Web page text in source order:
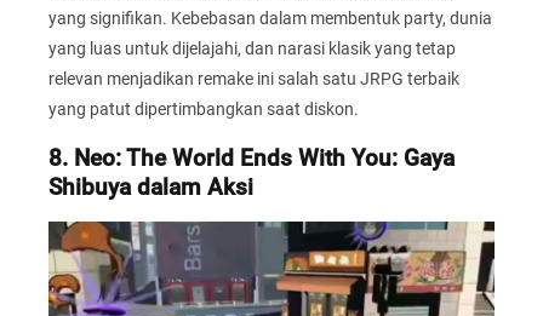
yang signifikan. Kebebasan dalam membentuk party, dunia
yang luas untuk dijelajahi, dan narasi klasik yang tetap
relevan menjadikan remake ini salah satu JRPG terbaik
yang patut dipertimbangkan saat diskon.
8. Neo: The World Ends With You: Gaya
Shibuya dalam Aksi